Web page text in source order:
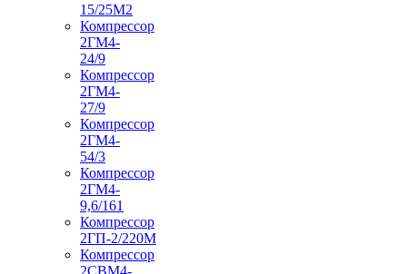
15/25М2
Компрессор
2ГМ4-
24/9
Компрессор
2ГМ4-
27/9
Компрессор
2ГМ4-
54/3
Компрессор
2ГМ4-
9,6/161
Компрессор
2ГП-2/220М
Компрессор